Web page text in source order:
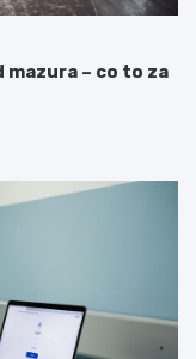
– co to za